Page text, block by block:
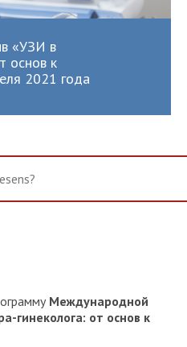
«УЗИ в
основ к
2021 года
Международной
гинеколога: от основ к